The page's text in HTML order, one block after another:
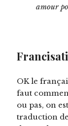
amour
OK le
faut
ou pas, on
traduction